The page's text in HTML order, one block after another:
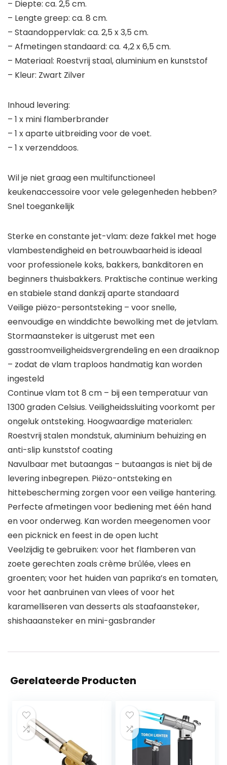
– Diepte: ca. 2,5 cm.
– Lengte greep: ca. 8 cm.
– Staandoppervlak: ca. 2,5 x 3,5 cm.
– Afmetingen standaard: ca. 4,2 x 6,5 cm.
– Materiaal: Roestvrij staal, aluminium en kunststof
– Kleur: Zwart Zilver
Inhoud levering:
– 1 x mini flamberbrander
– 1 x aparte uitbreiding voor de voet.
– 1 x verzenddoos.
Wil je niet graag een multifunctioneel
keukenaccessoire voor vele gelegenheden hebben?
Snel toegankelijk
Sterke en constante jet-vlam: deze fakkel met hoge
vlambestendigheid en betrouwbaarheid is ideaal
voor professionele koks, bakkers, bankditoren en
beginners thuisbakkers. Praktische continue werking
en stabiele stand dankzij aparte standaard
Veilige piëzo-persontsteking – voor snelle,
eenvoudige en winddichte bewolking met de jetvlam.
Stormaansteker is uitgerust met een
gasstroomveiligheidsvergrendeling en een draaiknop
– zodat de vlam traploos handmatig kan worden
ingesteld
Continue vlam tot 8 cm – bij een temperatuur van
1300 graden Celsius. Veiligheidssluiting voorkomt per
ongeluk ontsteking. Hoogwaardige materialen:
Roestvrij stalen mondstuk, aluminium behuizing en
anti-slip kunststof coating
Navulbaar met butaangas – butaangas is niet bij de
levering inbegrepen. Piëzo-ontsteking en
hittebescherming zorgen voor een veilige hantering.
Perfecte afmetingen voor bediening met één hand
en voor onderweg. Kan worden meegenomen voor
een picknick en feest in de open lucht
Veelzijdig te gebruiken: voor het flamberen van
zoete gerechten zoals crème brûlée, vlees en
groenten; voor het huiden van paprika’s en tomaten,
voor het aanbruinen van vlees of voor het
karamelliseren van desserts als staafaansteker,
shishaaansteker en mini-gasbrander
Gerelateerde Producten